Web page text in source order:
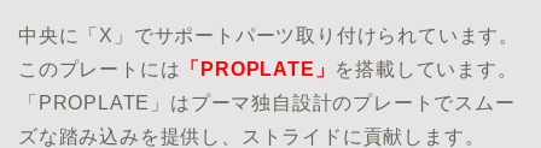
中央に「X」でサポートパーツ取り付けられています。
このプレートには 「PROPLATE」 を搭載しています。
「PROPLATE」はプーマ独自設計のプレートでスムー
ズな踏み込みを提供し、ストライドに貢献します。